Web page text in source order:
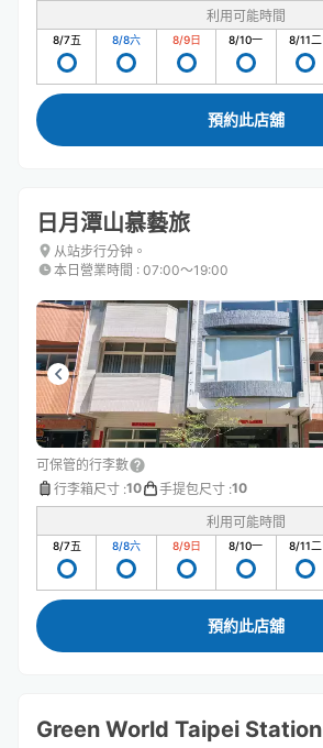
利用可能時間
8/7五 8/8六 8/9日 8/10一 8/11二
預約此店舖
日月潭山慕藝旅
从站步行分钟。
本日營業時間 : 07:00〜19:00
可保管的行李數
行李箱尺寸 :10 手提包尺寸 :10
利用可能時間
8/7五 8/8六 8/9日 8/10一 8/11二
預約此店舖
Green World Taipei Station